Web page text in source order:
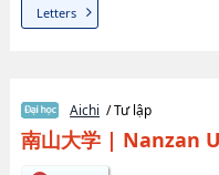
Letters
Aichi / Tư lập
南山大学| Nanzan